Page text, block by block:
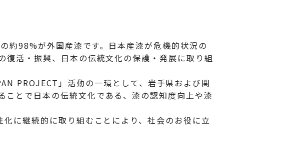
約98%が外国産漆です。日本産漆が危機的状況の
活・振興、日本の伝統文化の保護・発展に取り組
PROJECT」活動の一環として、岩手県および関
とで日本の伝統文化である、漆の認知度向上や漆
に継続的に取り組むことにより、社会のお役に立